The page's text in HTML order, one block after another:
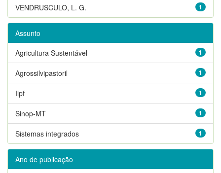
1
VENDRUSCULO, L. G.
Assunto
1
Agricultura Sustentável
1
Agrossilvipastoril
1
Ilpf
1
Sinop-MT
1
Sistemas integrados
Ano de publicação